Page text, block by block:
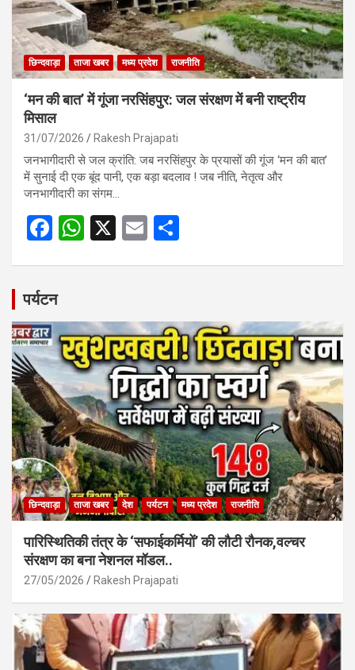
छिन्दवाड़ा ताजा खबर मध्य प्रदेश राजनीति
‘मन की बात’ में गूंजा नरसिंहपुर: जल संरक्षण में बनी राष्ट्रीय
मिसाल
31/07/2026 Rakesh Prajapati
जनभागीदारी से जल क्रांति: जब नरसिंहपुर के प्रयासों की गूंज ‘मन की बात’
में सुनाई दी एक बूंद पानी, एक बड़ा बदलाव ! जब नीति, नेतृत्व और
जनभागीदारी का संगम…
F
b
o
o
k
W
A
p
p
X
E
पर्यटन
छिन्दवाड़ा ताजा खबर देश पर्यटन मध्य प्रदेश राजनीति
पारिस्थितिकी तंत्र के ‘सफाईकर्मियों’ की लौटी रौनक,वल्चर
संरक्षण का बना नेशनल मॉडल..
27/05/2026 Rakesh Prajapati